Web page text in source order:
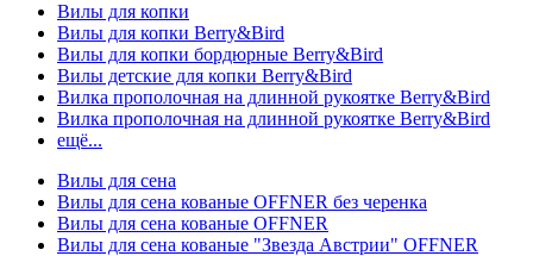
Вилы для копки
Вилы для копки Berry&Bird
Вилы для копки бордюрные Berry&Bird
Вилы детские для копки Berry&Bird
Вилка прополочная на длинной рукоятке Berry&Bird
Вилка прополочная на длинной рукоятке Berry&Bird
ещё...
Вилы для сена
Вилы для сена кованые OFFNER без черенка
Вилы для сена кованые OFFNER
Вилы для сена кованые "Звезда Австрии" OFFNER